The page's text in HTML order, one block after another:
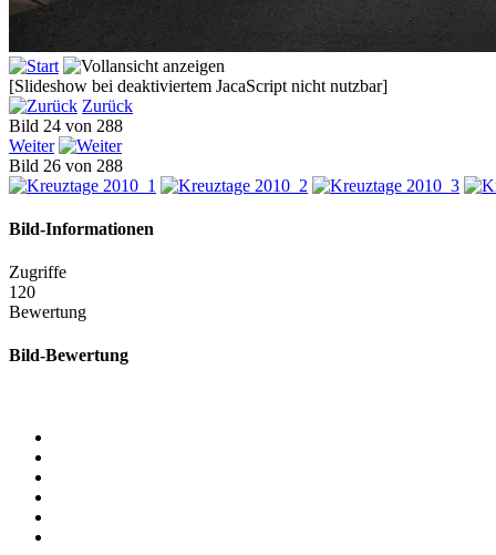
[Slideshow bei deaktiviertem JacaScript nicht nutzbar]
Zurück
Bild 24 von 288
Weiter
Bild 26 von 288
Bild-Informationen
Zugriffe
120
Bewertung
Bild-Bewertung